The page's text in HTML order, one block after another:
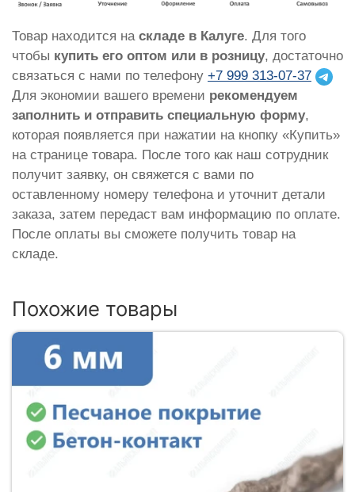
Товар находится на складе в Калуге. Для того
чтобы купить его оптом или в розницу, достаточно
связаться с нами по телефону +7 999 313-07-37
Для экономии вашего времени рекомендуем
заполнить и отправить специальную форму,
которая появляется при нажатии на кнопку «Купить»
на странице товара. После того как наш сотрудник
получит заявку, он свяжется с вами по
оставленному номеру телефона и уточнит детали
заказа, затем передаст вам информацию по оплате.
После оплаты вы сможете получить товар на
складе.
Похожие товары